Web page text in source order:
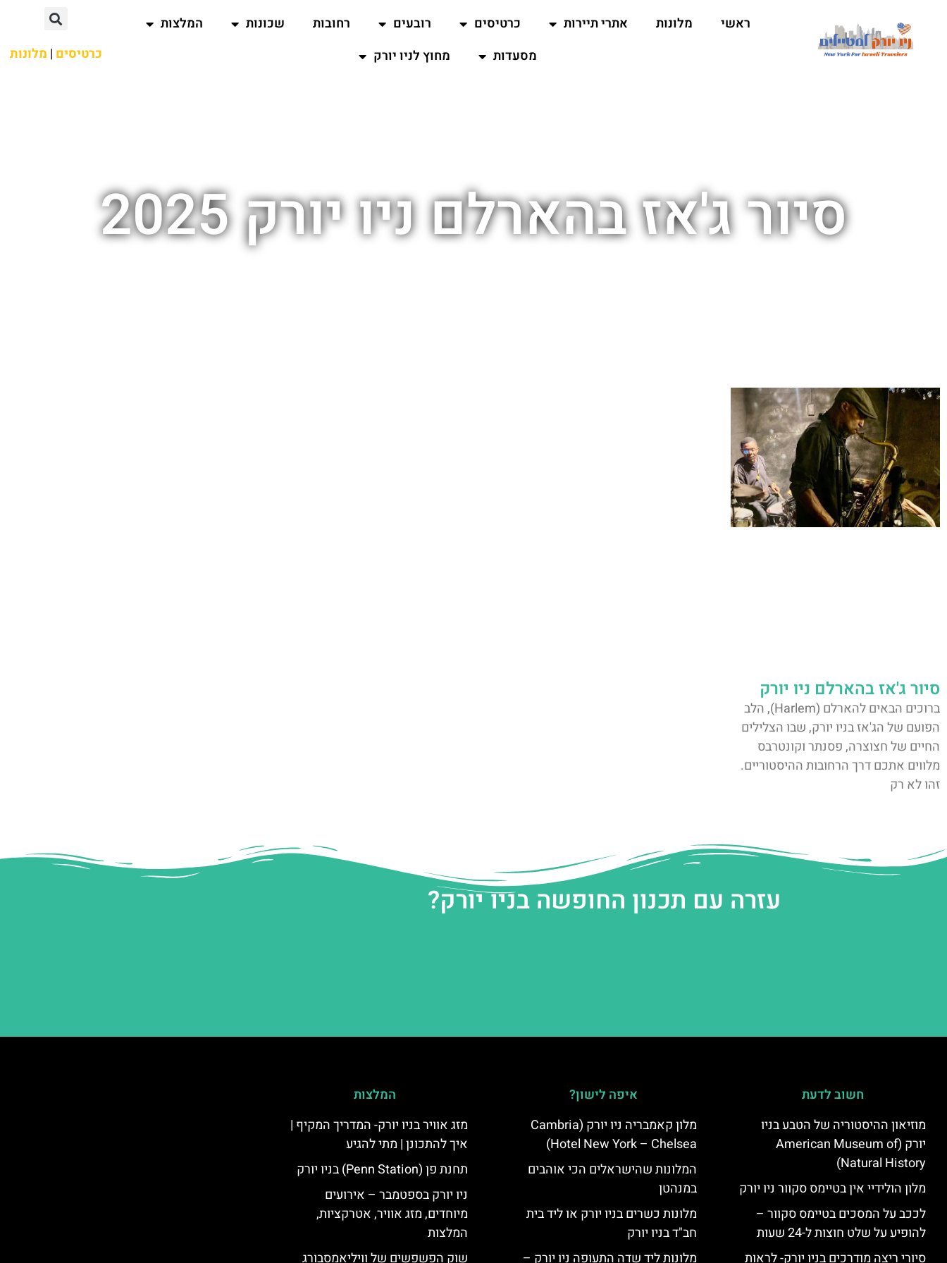
ראשי מלונות אתרי תיירות כרטיסים רובעים רחובות שכונות
המלצות
מסעדות
מחוץ לניו יורק כרטיסים | מלונות
סיור ג'אז בהארלם ניו יורק 2025
סיור ג'אז בהארלם ניו יורק
ברוכים הבאים להארלם (Harlem), הלב
הפועם של הג'אז בניו יורק, שבו הצלילים
החיים של חצוצרה, פסנתר וקונטרבס
מלווים אתכם דרך הרחובות ההיסטוריים.
זהו לא רק
עזרה עם תכנון החופשה בניו יורק?
חשוב לדעת
מוזיאון ההיסטוריה של הטבע בניו
יורק (American Museum of
Natural History)
מלון הולידיי אין בטיימס סקוור ניו יורק
לככב על המסכים בטיימס סקוור –
להופיע על שלט חוצות ל-24 שעות
סיורי ריצה מודרכים בניו יורק- לראות
איפה לישון?
מלון קאמבריה ניו יורק (Cambria
Hotel New York – Chelsea)
המלונות שהישראלים הכי אוהבים
במנהטן
מלונות כשרים בניו יורק או ליד בית
חב"ד בניו יורק
מלונות ליד שדה התעופה ניו יורק –
המלצות
מזג אוויר בניו יורק- המדריך המקיף |
איך להתכונן | מתי להגיע
תחנת פן (Penn Station) בניו יורק
ניו יורק בספטמבר – אירועים
מיוחדים, מזג אוויר, אטרקציות,
המלצות
שוק הפשפשים של וויליאמסבורג